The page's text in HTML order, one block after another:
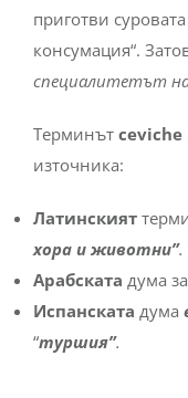
приготви
консумация“.
специалитетът
Терминът ceviche
източника:
Латинският
хора и животни”.
Арабската дума за
Испанската дума
“туршия”.